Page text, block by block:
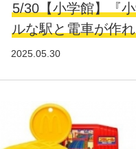
5/30【小学館】『
ルな駅と電車が作
2025.05.30